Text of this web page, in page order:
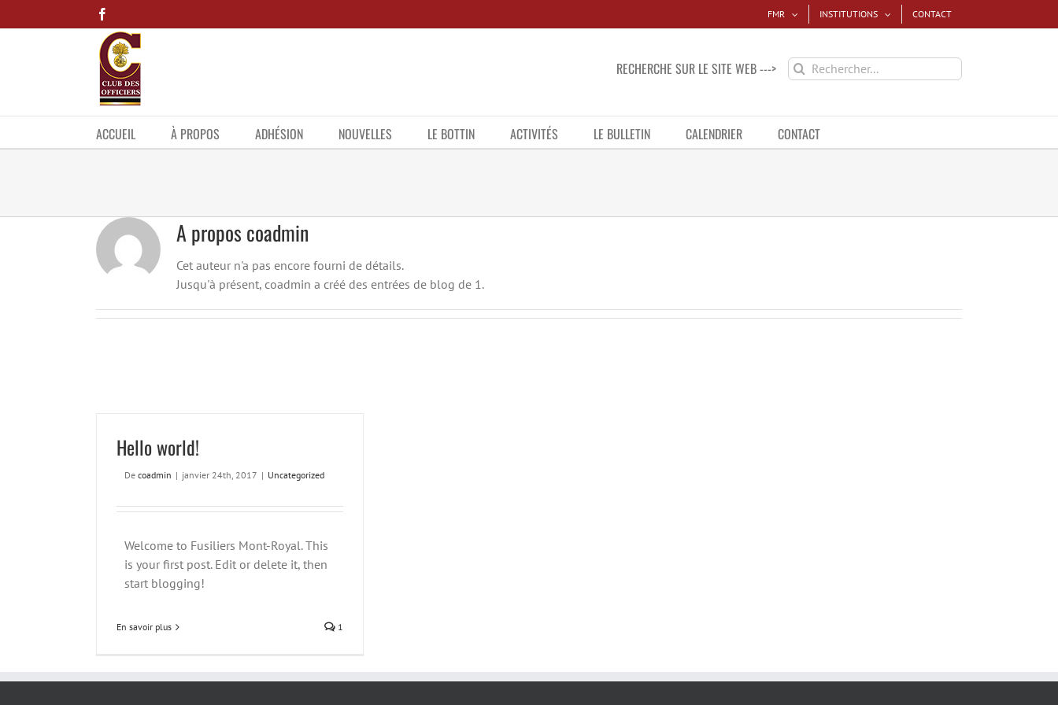
to
FMR INSTITUTIONS CONTACT
RECHERCHE SUR LE SITE WEB --->
Recherche
sur
:
ACCUEIL À PROPOS ADHÉSION NOUVELLES LE BOTTIN ACTIVITÉS LE BULLETIN CALENDRIER CONTACT
A propos coadmin
Cet auteur n'a pas encore fourni de détails.
Jusqu'à présent, coadmin a créé des entrées de blog de 1.
Hello world!
De coadmin | janvier 24th, 2017 | Uncategorized
Welcome to Fusiliers Mont-Royal. This
is your first post. Edit or delete it, then
start blogging!
En savoir plus 1